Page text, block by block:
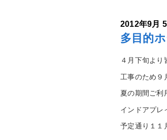
2012年9月
多目的
４月下旬より
工事のため９
夏の期間ご利
インドアプレ
予定通り１１